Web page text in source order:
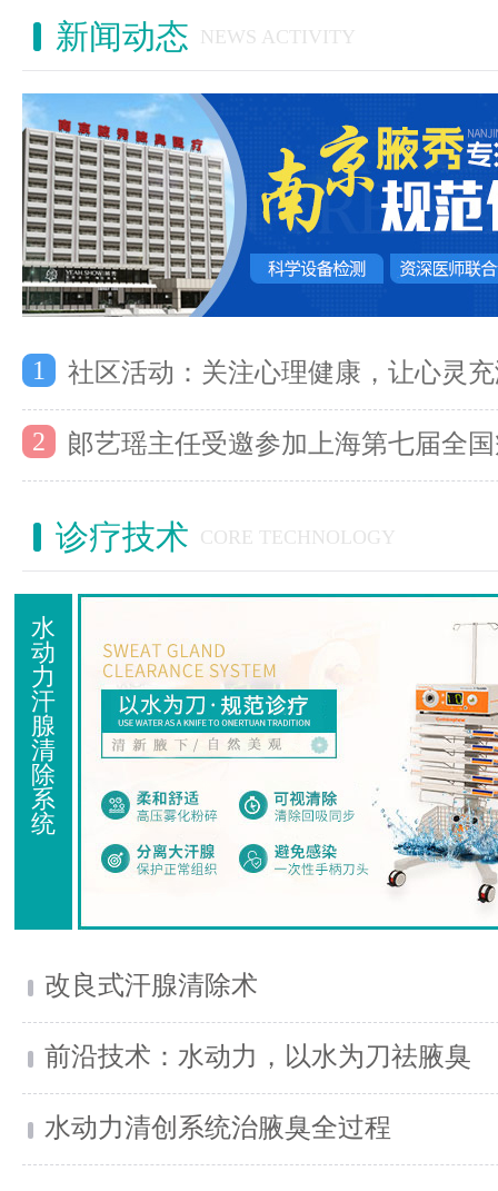
新闻动态 NEWS ACTIVITY
1 社区活动：关注心理健康，让心灵
2 郞艺瑶主任受邀参加上海第七届全
诊疗技术 CORE TECHNOLOGY
水
动
力
汗
腺
清
除
系
统
改良式汗腺清除术
前沿技术：水动力，以水为刀祛腋臭
水动力清创系统治腋臭全过程